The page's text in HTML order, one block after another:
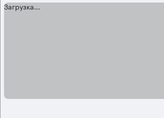
Загрузка...